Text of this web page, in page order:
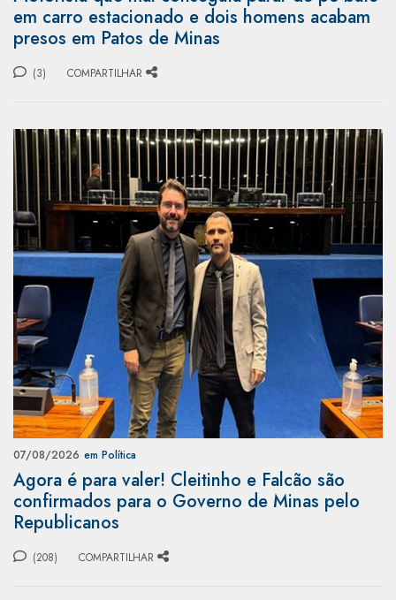
em carro estacionado e dois homens acabam
presos em Patos de Minas
(3) COMPARTILHAR
07/08/2026 em Política
Agora é para valer! Cleitinho e Falcão são
confirmados para o Governo de Minas pelo
Republicanos
(208) COMPARTILHAR